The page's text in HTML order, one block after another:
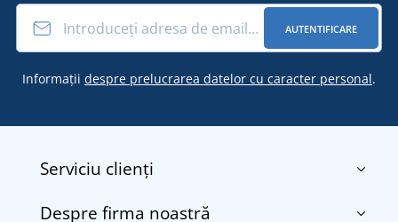
AUTENTIFICARE
Informații despre prelucrarea datelor cu caracter personal.
Serviciu clienți
Contact
Despre firma noastră